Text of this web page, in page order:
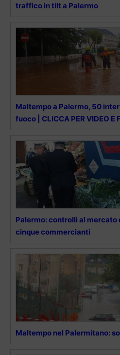
traffico in tilt a Palermo
Maltempo a Palermo, 50
fuoco | CLICCA PER VIDEO E
Palermo: controlli al mercato
cinque commercianti
Maltempo nel Palermitano: